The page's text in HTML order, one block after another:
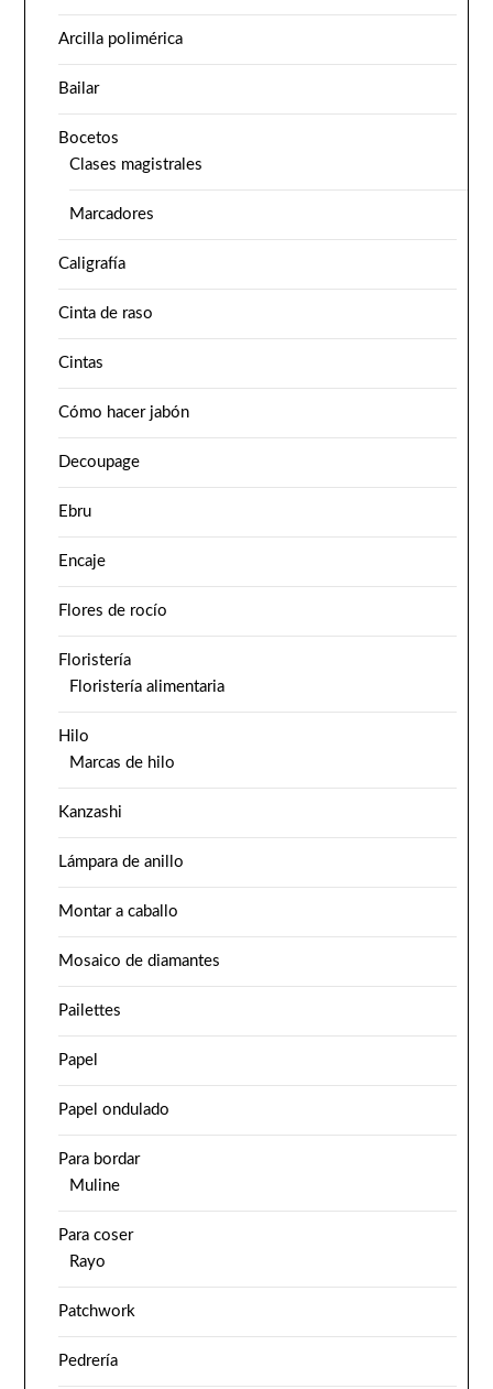
Arcilla polimérica
Bailar
Bocetos
Clases magistrales
Marcadores
Caligrafía
Cinta de raso
Cintas
Cómo hacer jabón
Decoupage
Ebru
Encaje
Flores de rocío
Floristería
Floristería alimentaria
Hilo
Marcas de hilo
Kanzashi
Lámpara de anillo
Montar a caballo
Mosaico de diamantes
Pailettes
Papel
Papel ondulado
Para bordar
Muline
Para coser
Rayo
Patchwork
Pedrería